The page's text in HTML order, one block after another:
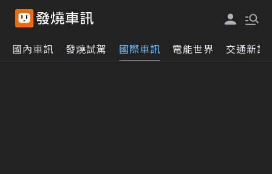
國內車訊 發燒試駕 國際車訊 電能世界 交通新訊